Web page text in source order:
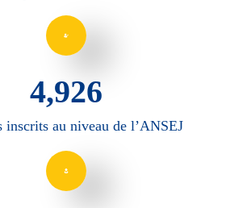
7,189
inscrits au niveau de l’ANSEJ